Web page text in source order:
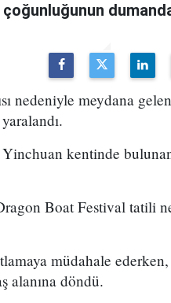
çoğunluğunun
nedeniyle meydana
kentinde
Boat Festival tatili
müdahale
alanına döndü.